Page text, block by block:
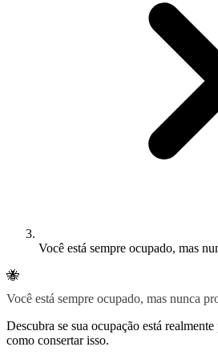
Você está sempre ocupado, mas
🐝
Você está sempre ocupado, mas nunca
Descubra se sua ocupação está
como consertar isso.